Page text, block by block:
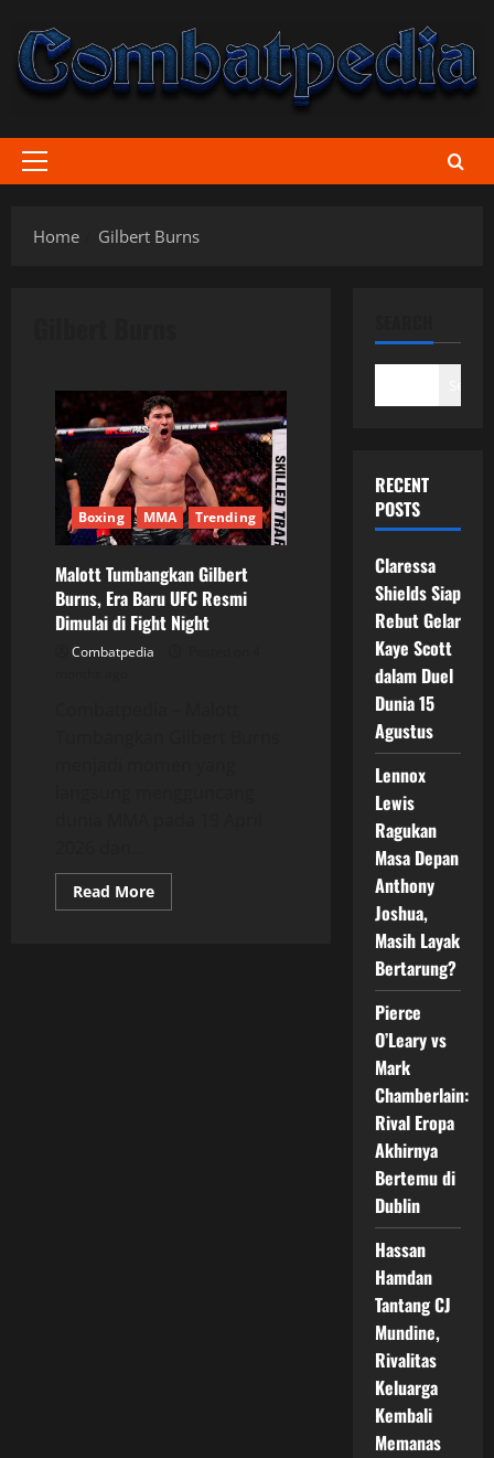
content
Primary
Home
Gilbert Burns
Boxing MMA Trending
Malott Tumbangkan Gilbert
Burns, Era Baru UFC Resmi
Dimulai di Fight Night
Combatpedia
Read MoreRead
more
RECENT
POSTS
Claressa
Shields Siap
Rebut Gelar
Kaye Scott
dalam Duel
Dunia 15
Agustus
Lennox
Lewis
Ragukan
Masa Depan
Anthony
Joshua,
Masih Layak
Bertarung?
Pierce
O’Leary vs
Mark
Chamberlain:
Rival Eropa
Akhirnya
Bertemu di
Dublin
Hassan
Hamdan
Tantang CJ
Mundine,
Rivalitas
Keluarga
Kembali
Memanas